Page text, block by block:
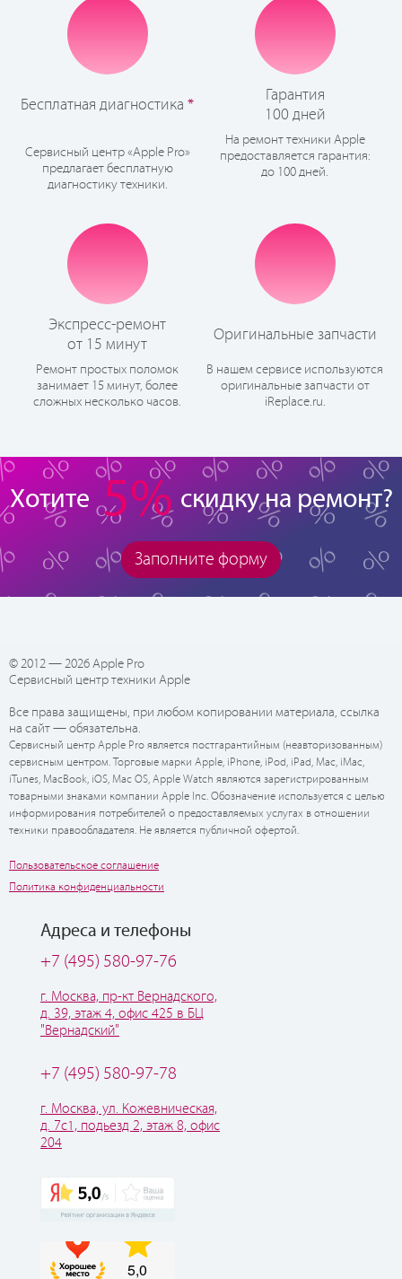
Бесплатная диагностика *
Сервисный центр «Apple Pro»
предлагает бесплатную
диагностику техники.
Гарантия
100 дней
На ремонт техники Apple
предоставляется гарантия:
до 100 дней.
Экспресс-ремонт
от 15 минут
Ремонт простых поломок
занимает 15 минут, более
сложных несколько часов.
Оригинальные запчасти
В нашем сервисе используются
оригинальные запчасти от
iReplace.ru.
Хотите 5% скидку на ремонт?
Заполните форму
© 2012 — 2026 Apple Pro
Сервисный центр техники Apple
Все права защищены, при любом копировании материала, ссылка
на сайт — обязательна.
Сервисный центр Apple Pro является постгарантийным (неавторизованным)
сервисным центром. Торговые марки Apple, iPhone, iPod, iPad, Mac, iMac,
iTunes, MacBook, iOS, Mac OS, Apple Watch являются зарегистрированным
товарными знаками компании Apple Inc. Обозначение используется с целью
информирования потребителей о предоставляемых услугах в отношении
техники правообладателя. Не является публичной офертой.
Пользовательское соглашение
Политика конфиденциальности
Адреса и телефоны
+7 (495) 580-97-76
г. Москва, пр-кт Вернадского,
д. 39, этаж 4, офис 425 в БЦ
"Вернадский"
+7 (495) 580-97-78
г. Москва, ул. Кожевническая,
д. 7с1, подьезд 2, этаж 8, офис
204